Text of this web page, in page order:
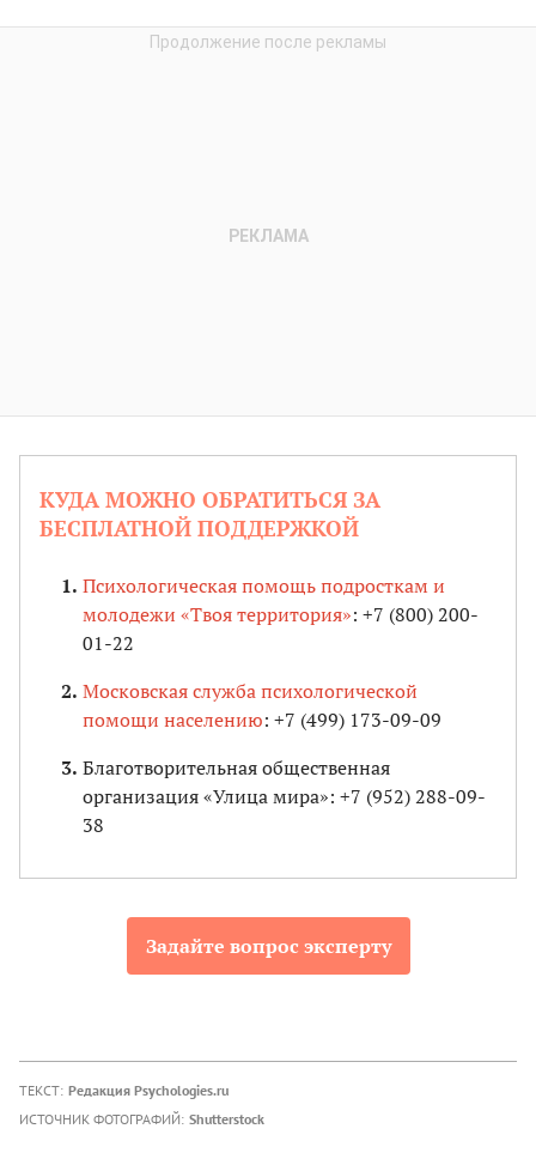
КУДА МОЖНО ОБРАТИТЬСЯ ЗА
БЕСПЛАТНОЙ ПОДДЕРЖКОЙ
Психологическая помощь подросткам и
молодежи «Твоя территория»: +7 (800) 200-
01-22
Московская служба психологической
помощи населению: +7 (499) 173-09-09
Благотворительная общественная
организация «Улица мира»: +7 (952) 288-09-
38
Задайте вопрос эксперту
ТЕКСТ: Редакция Psychologies.ru
ИСТОЧНИК ФОТОГРАФИЙ: Shutterstock